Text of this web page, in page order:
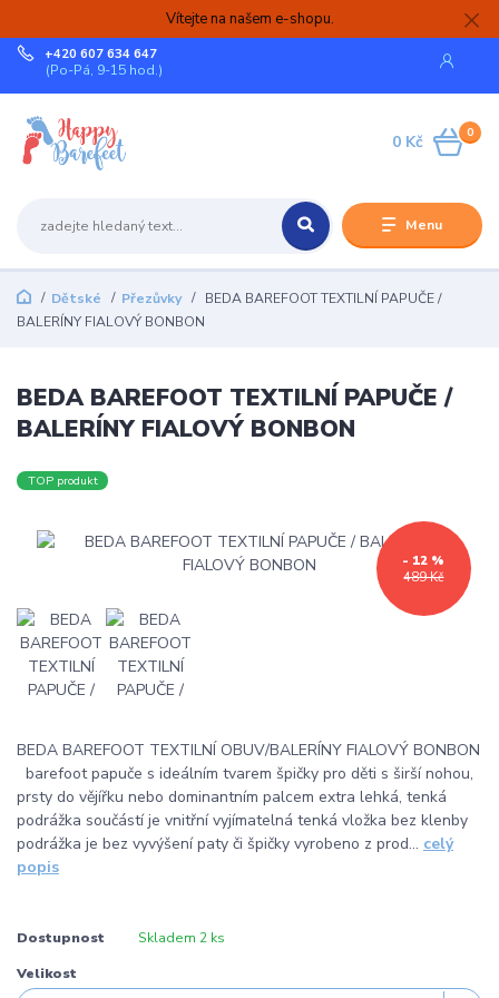
Vítejte na našem e-shopu.
Menu
+420 607 634 647
(Po-Pá, 9-15 hod.)
0
0 Kč
Dětské Přezůvky
BEDA BAREFOOT TEXTILNÍ PAPUČE /
BALERÍNY FIALOVÝ BONBON
BEDA BAREFOOT TEXTILNÍ PAPUČE /
BALERÍNY FIALOVÝ BONBON
TOP produkt
489 Kč
- 12 %
BEDA BAREFOOT TEXTILNÍ OBUV/BALERÍNY FIALOVÝ BONBON
barefoot papuče s ideálním tvarem špičky pro děti s širší nohou,
prsty do vějířku nebo dominantním palcem extra lehká, tenká
podrážka součástí je vnitřní vyjímatelná tenká vložka bez klenby
podrážka je bez vyvýšení paty či špičky vyrobeno z prod... celý
popis
Dostupnost Skladem 2 ks
Velikost